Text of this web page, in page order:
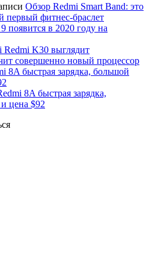
Обзор Redmi Smart Band: это
фитнес-браслет
появится в 2020 году на
Redmi K30 выглядит
совершенно новый процессор
8A быстрая зарядка, большой
8A быстрая зарядка,
цена $92